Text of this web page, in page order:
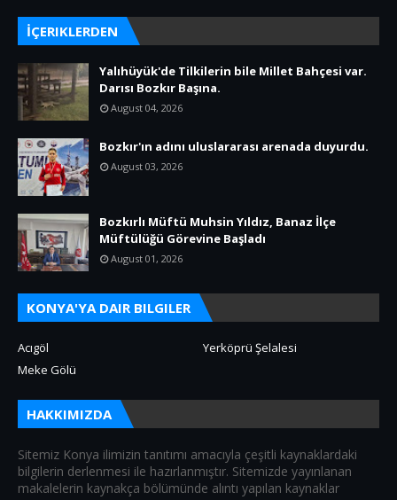
İÇERIKLERDEN
Yalıhüyük'de Tilkilerin bile Millet Bahçesi var.
Darısı Bozkır Başına.
August 04, 2026
Bozkır'ın adını uluslararası arenada duyurdu.
August 03, 2026
Bozkırlı Müftü Muhsin Yıldız, Banaz İlçe
Müftülüğü Görevine Başladı
August 01, 2026
KONYA'YA DAIR BILGILER
Acıgöl
Yerköprü Şelalesi
Meke Gölü
HAKKIMIZDA
Sitemiz Konya ilimizin tanıtımı amacıyla çeşitli kaynaklardaki
bilgilerin derlenmesi ile hazırlanmıştır. Sitemizde yayınlanan
makalelerin kaynakça bölümünde alıntı yapılan kaynaklar